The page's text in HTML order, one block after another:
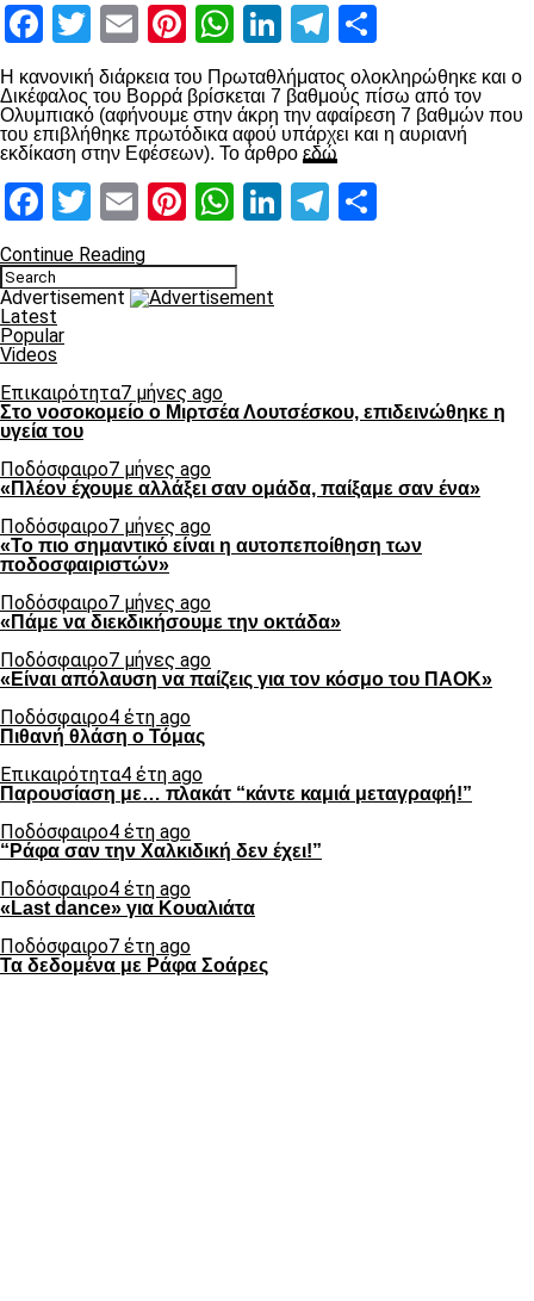
Facebook
Twitter
EmailPinterest
WhatsApp
LinkedIn
Telegram
Η κανονική διάρκεια του Πρωταθλήματος ολοκληρώθηκε και ο
Δικέφαλος του Βορρά βρίσκεται 7 βαθμούς πίσω από τον
Ολυμπιακό (αφήνουμε στην άκρη την αφαίρεση 7 βαθμών που
του επιβλήθηκε πρωτόδικα αφού υπάρχει και η αυριανή
εκδίκαση στην Εφέσεων). Το άρθρο εδώ
Facebook
Twitter
EmailPinterest
WhatsApp
LinkedIn
Telegram
Continue Reading
Advertisement
Latest
Popular
Videos
Επικαιρότητα7 μήνες ago
Στο νοσοκομείο ο Μιρτσέα Λουτσέσκου, επιδεινώθηκε η
υγεία του
Ποδόσφαιρο7 μήνες ago
«Πλέον έχουμε αλλάξει σαν ομάδα, παίξαμε σαν ένα»
Ποδόσφαιρο7 μήνες ago
«Το πιο σημαντικό είναι η αυτοπεποίθηση των
ποδοσφαιριστών»
Ποδόσφαιρο7 μήνες ago
«Πάμε να διεκδικήσουμε την οκτάδα»
Ποδόσφαιρο7 μήνες ago
«Είναι απόλαυση να παίζεις για τον κόσμο του ΠΑΟΚ»
Ποδόσφαιρο4 έτη ago
Πιθανή θλάση ο Τόμας
Επικαιρότητα4 έτη ago
Παρουσίαση με… πλακάτ “κάντε καμιά μεταγραφή!”
Ποδόσφαιρο4 έτη ago
“Ράφα σαν την Χαλκιδική δεν έχει!”
Ποδόσφαιρο4 έτη ago
«Last dance» για Κουαλιάτα
Ποδόσφαιρο7 έτη ago
Τα δεδομένα με Ράφα Σοάρες